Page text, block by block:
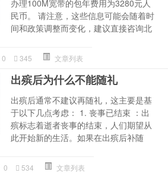
办理100M宽带的包年费用为3280元人
民币。 请注意，这些信息可能会随着时
间和政策调整而变化，建议直接咨询北
0 345 文章列表
出殡后为什么不能随礼
出殡后通常不建议再随礼，这主要是基
于以下几点考虑： 1. 丧事已结束 ：出
殡标志着逝者丧事的结束，人们期望从
此开始新的生活。如果在出殡后补随
0 534 文章列表